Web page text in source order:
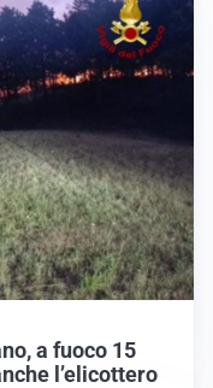
a fuoco 15
l’elicottero